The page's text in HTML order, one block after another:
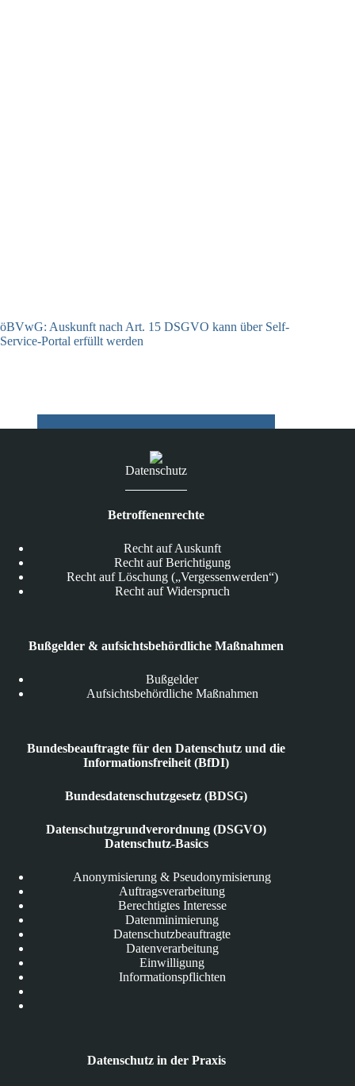
öBVwG: Auskunft nach Art. 15 DSGVO kann über Self-
Service-Portal erfüllt werden
Datenschutz
Betroffenenrechte
Recht auf Auskunft
Recht auf Berichtigung
Recht auf Löschung („Vergessenwerden“)
Recht auf Widerspruch
Bußgelder & aufsichtsbehördliche Maßnahmen
Bußgelder
Aufsichtsbehördliche Maßnahmen
Bundesbeauftragte für den Datenschutz und die
Informationsfreiheit (BfDI)
Bundesdatenschutzgesetz (BDSG)
Datenschutzgrundverordnung (DSGVO)
Datenschutz-Basics
Anonymisierung & Pseudonymisierung
Auftragsverarbeitung
Berechtigtes Interesse
Datenminimierung
Datenschutzbeauftragte
Datenverarbeitung
Einwilligung
Informationspflichten
Datenschutz in der Praxis